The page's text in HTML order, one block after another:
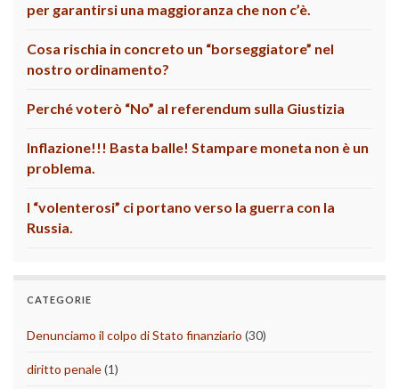
per garantirsi una maggioranza che non c’è.
Cosa rischia in concreto un “borseggiatore” nel
nostro ordinamento?
Perché voterò “No” al referendum sulla Giustizia
Inflazione!!! Basta balle! Stampare moneta non è un
problema.
I “volenterosi” ci portano verso la guerra con la
Russia.
CATEGORIE
Denunciamo il colpo di Stato finanziario (30)
diritto penale(1)